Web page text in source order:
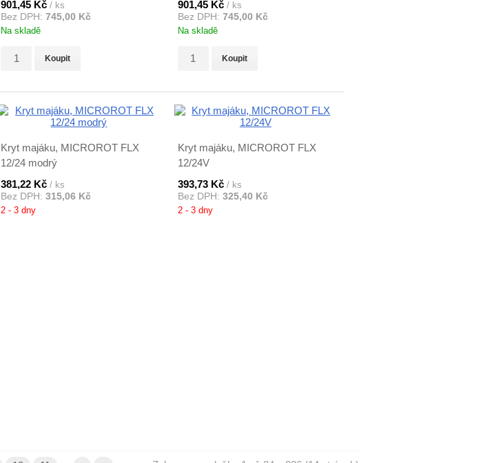
901,45 Kč/ ks
Bez DPH: 745,00 Kč
Na skladě
Koupit
901,45 Kč / ks
Bez DPH: 745,00 Kč
Na skladě
Koupit
Kryt majáku, MICROROT FLX
12/24 modrý
381,22 Kč/ ks
Bez DPH: 315,06 Kč
2 - 3 dny
Kryt majáku, MICROROT FLX
12/24V
393,73 Kč / ks
Bez DPH: 325,40 Kč
2 - 3 dny